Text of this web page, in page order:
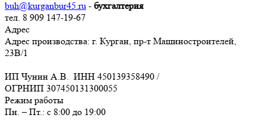
buh@kurganbur45.ru - бухгалтерия
тел. 8 909 147-19-67
Адрес
Адрес производства: г. Курган, пр-т Машиностроителей,
23В/1
ИП Чунин А.В. ИНН 450139358490 /
ОГРНИП 307450131300055
Режим работы
Пн. – Пт.: с 8:00 до 19:00